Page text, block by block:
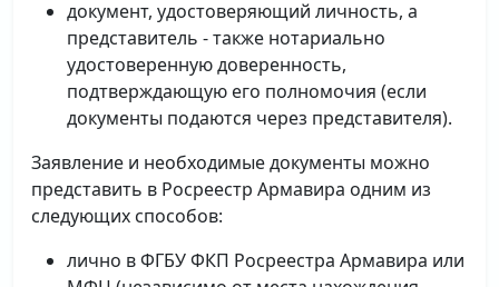
документ, удостоверяющий личность, а
представитель - также нотариально
удостоверенную доверенность,
подтверждающую его полномочия (если
документы подаются через представителя).
Заявление и необходимые документы можно
представить в Росреестр Армавира одним из
следующих способов:
лично в ФГБУ ФКП Росреестра Армавира или